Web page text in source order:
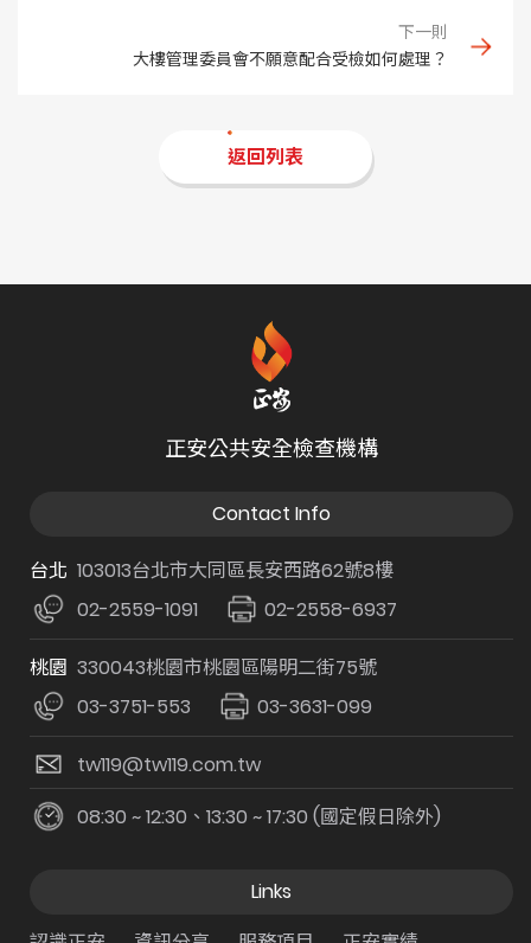
大樓管理委員會不願意配合受檢如何處理？
返回列表
正安公共安全檢查機構
Contact Info
台北 103013台北市大同區長安西路62號8樓
02-2559-1091
02-2558-6937
桃園 330043桃園市桃園區陽明二街75號
03-3751-553
03-3631-099
tw119@tw119.com.tw
08:30 ~ 12:30、13:30 ~ 17:30 (國定假日除外)
Links